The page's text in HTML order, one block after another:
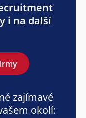
i na další
zajímavé
okolí: